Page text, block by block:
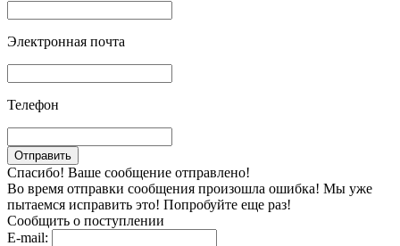
Электронная почта
Телефон
Спасибо! Ваше сообщение отправлено!
Во время отправки сообщения произошла ошибка! Мы уже
пытаемся исправить это! Попробуйте еще раз!
Сообщить о поступлении
E-mail: